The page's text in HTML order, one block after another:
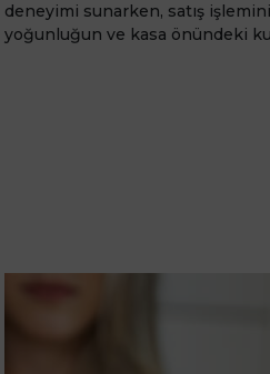
deneyimi sunarken, satış
yoğunluğun ve kasa önündeki